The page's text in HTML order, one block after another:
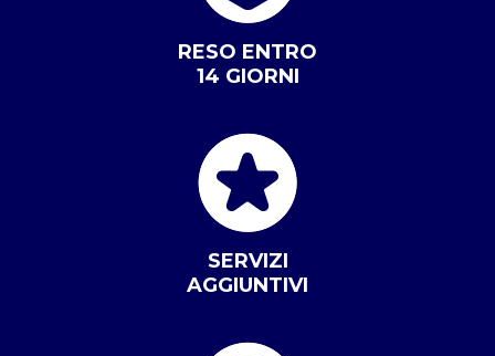
RESO ENTRO
14 GIORNI
SERVIZI
AGGIUNTIVI